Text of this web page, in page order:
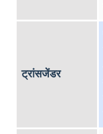
ट्रांसजेंडर